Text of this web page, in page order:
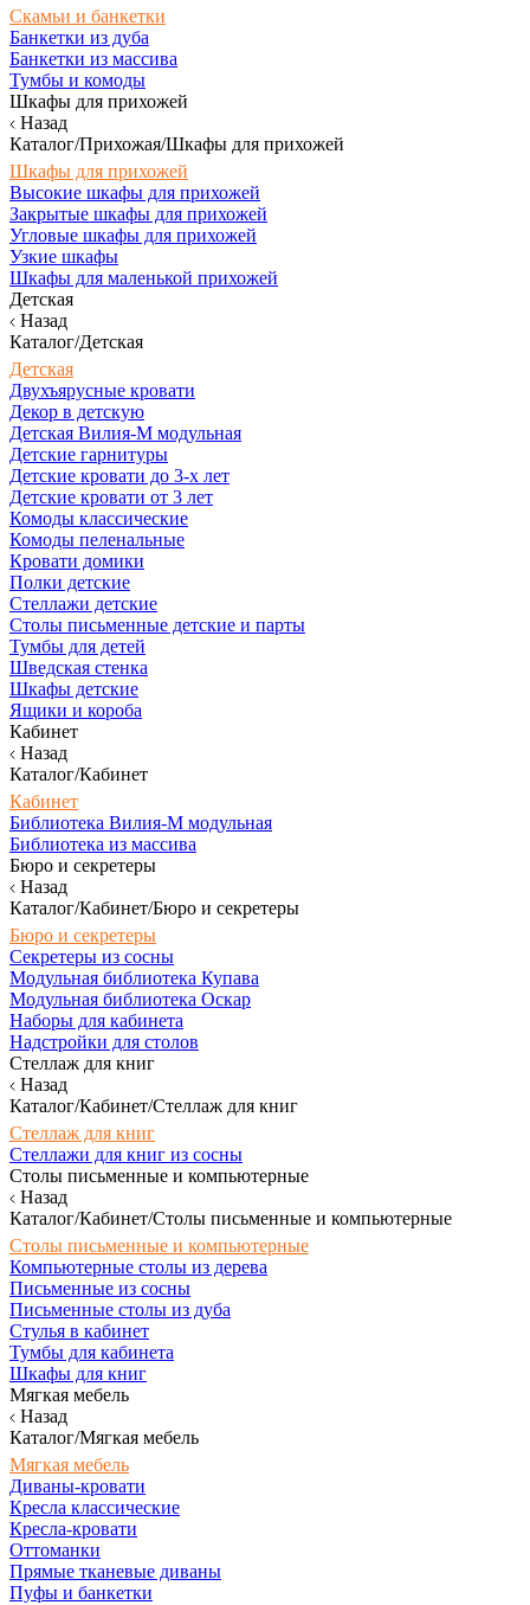
Скамьи и банкетки
Банкетки из дуба
Банкетки из массива
Тумбы и комоды
Шкафы для прихожей
Назад
Каталог/Прихожая/Шкафы для прихожей
Шкафы для прихожей
Высокие шкафы для прихожей
Закрытые шкафы для прихожей
Угловые шкафы для прихожей
Узкие шкафы
Шкафы для маленькой прихожей
Детская
Назад
Каталог/Детская
Детская
Двухъярусные кровати
Декор в детскую
Детская Вилия-М модульная
Детские гарнитуры
Детские кровати до 3-х лет
Детские кровати от 3 лет
Комоды классические
Комоды пеленальные
Кровати домики
Полки детские
Стеллажи детские
Столы письменные детские и парты
Тумбы для детей
Шведская стенка
Шкафы детские
Ящики и короба
Кабинет
Назад
Каталог/Кабинет
Кабинет
Библиотека Вилия-М модульная
Библиотека из массива
Бюро и секретеры
Назад
Каталог/Кабинет/Бюро и секретеры
Бюро и секретеры
Секретеры из сосны
Модульная библиотека Купава
Модульная библиотека Оскар
Наборы для кабинета
Надстройки для столов
Стеллаж для книг
Назад
Каталог/Кабинет/Стеллаж для книг
Стеллаж для книг
Стеллажи для книг из сосны
Столы письменные и компьютерные
Назад
Каталог/Кабинет/Столы письменные и компьютерные
Столы письменные и компьютерные
Компьютерные столы из дерева
Письменные из сосны
Письменные столы из дуба
Стулья в кабинет
Тумбы для кабинета
Шкафы для книг
Мягкая мебель
Назад
Каталог/Мягкая мебель
Мягкая мебель
Диваны-кровати
Кресла классические
Кресла-кровати
Оттоманки
Прямые тканевые диваны
Пуфы и банкетки